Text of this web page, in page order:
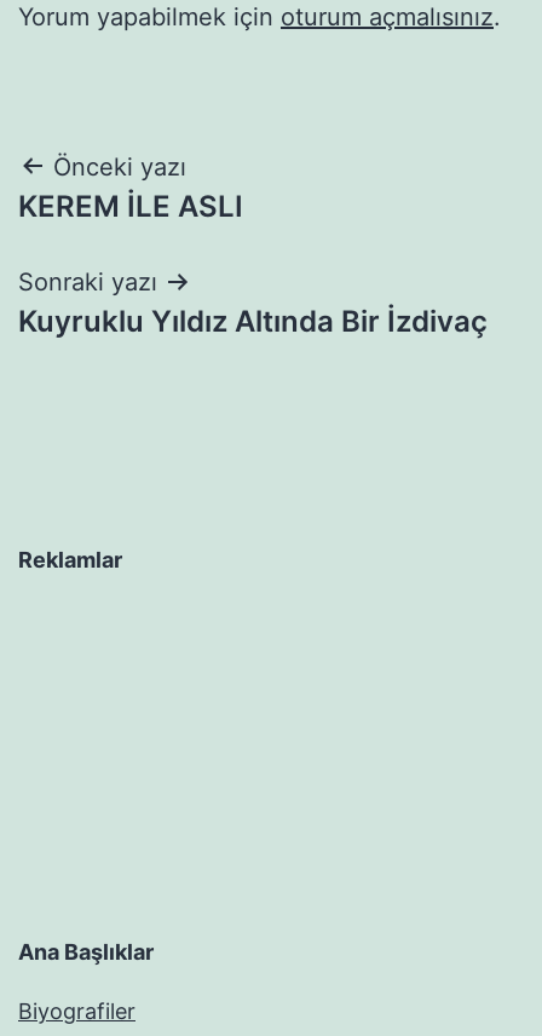
Yorum yapabilmek için oturum açmalısınız.
Yazı
gezinmesi
Önceki yazı
KEREM İLE ASLI
Sonraki yazı
Kuyruklu Yıldız Altında Bir İzdivaç
Reklamlar
Ana Başlıklar
Biyografiler